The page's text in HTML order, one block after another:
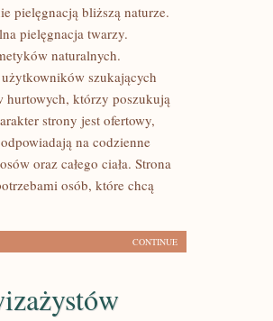
pielęgnacją bliższą naturze.
pielęgnacja twarzy.
naturalnych.
szukających
hurtowych, którzy poszukują
strony jest ofertowy,
na codzienne
oraz całego ciała. Strona
osób, które chcą
CONTINUE